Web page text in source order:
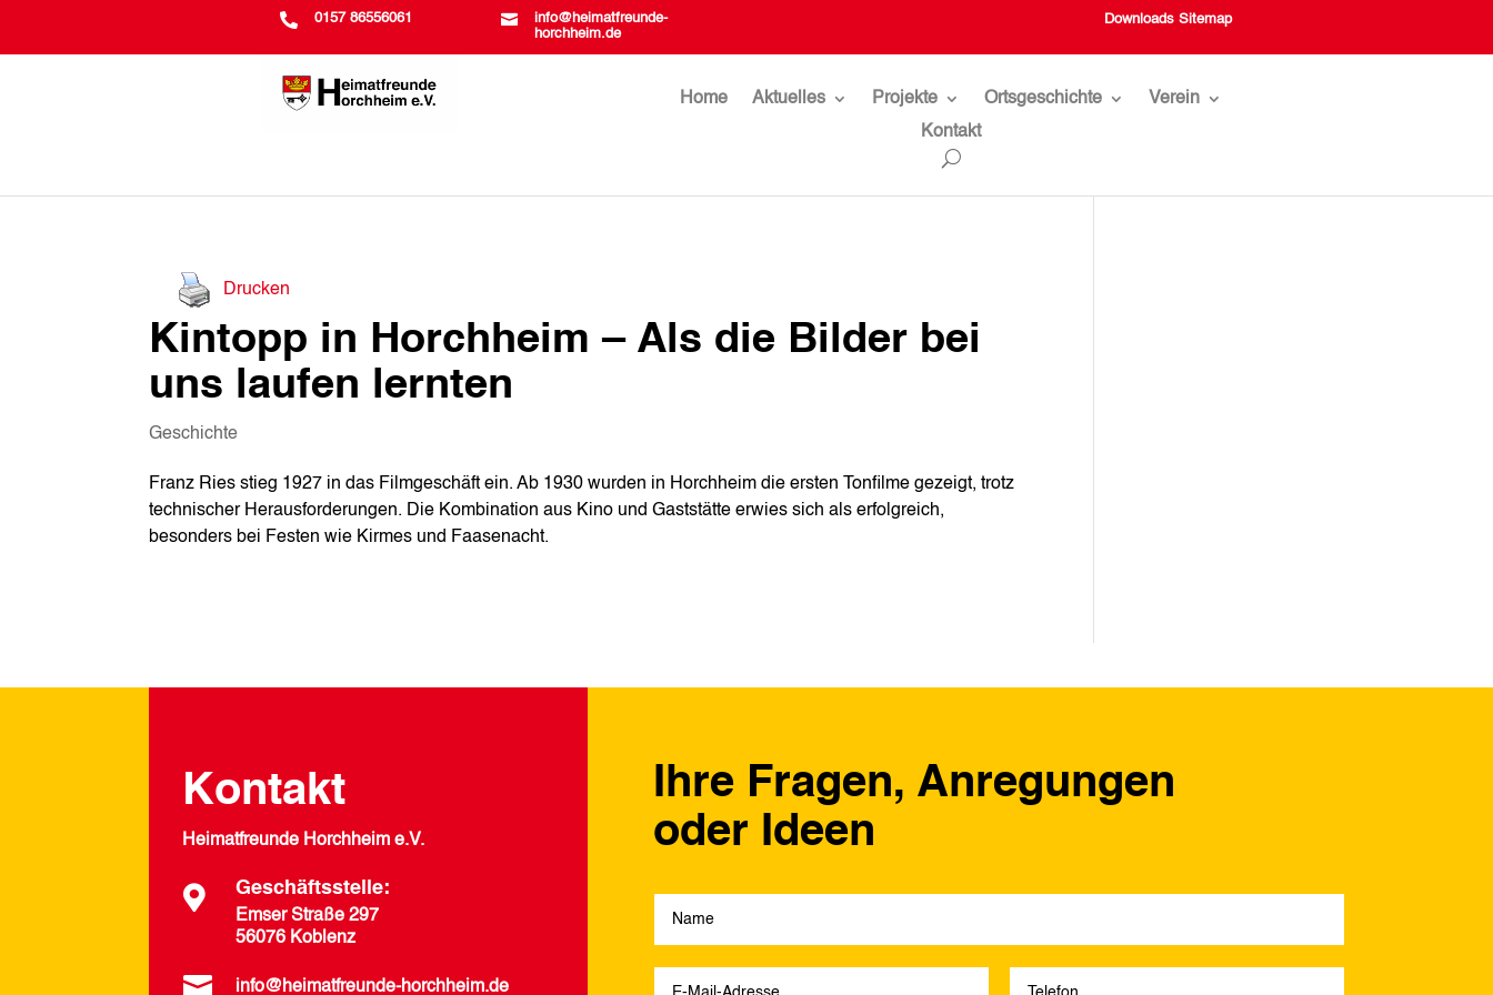
 0157 86556061 
info@heimatfreunde-
horchheim.de
Downloads Sitemap
Home Aktuelles Projekte Ortsgeschichte
Verein
Kontakt
Drucken
Kintopp in Horchheim – Als die Bilder bei
uns laufen lernten
Geschichte
Franz Ries stieg 1927 in das Filmgeschäft ein. Ab 1930 wurden in Horchheim die ersten Tonfilme gezeigt, trotz
technischer Herausforderungen. Die Kombination aus Kino und Gaststätte erwies sich als erfolgreich,
besonders bei Festen wie Kirmes und Faasenacht.
Kontakt
Heimatfreunde Horchheim e.V.
 Geschäftsstelle:
Emser Straße 297
56076 Koblenz
 info@heimatfreunde-horchheim.de
Ihre Fragen, Anregungen
oder Ideen